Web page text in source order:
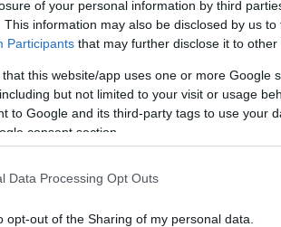
of your personal information by third
This information may also be disclosed by us
Participants that may further disclose it to other
this website/app uses one or more Google
but not limited to your visit or usage
to Google and its third-party tags to use your
consent section.
Data Processing Opt Outs
opt-out of the Sharing of my personal data.